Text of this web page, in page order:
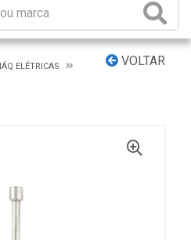
VOLTAR
ELÉTRICAS